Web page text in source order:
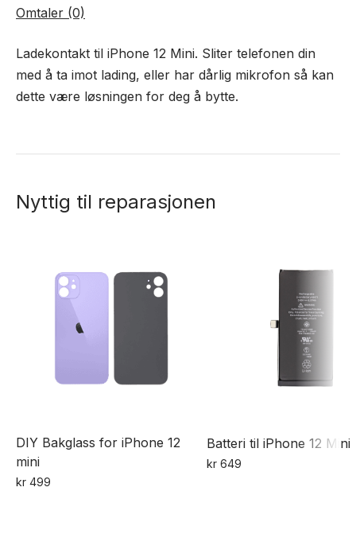
Omtaler (0)
Ladekontakt til iPhone 12 Mini. Sliter telefonen din
med å ta imot lading, eller har dårlig mikrofon så kan
dette være løsningen for deg å bytte.
Nyttig til reparasjonen
DIY Bakglass for iPhone 12
mini
kr 499
Batteri til iPhone 12 Mini
kr649